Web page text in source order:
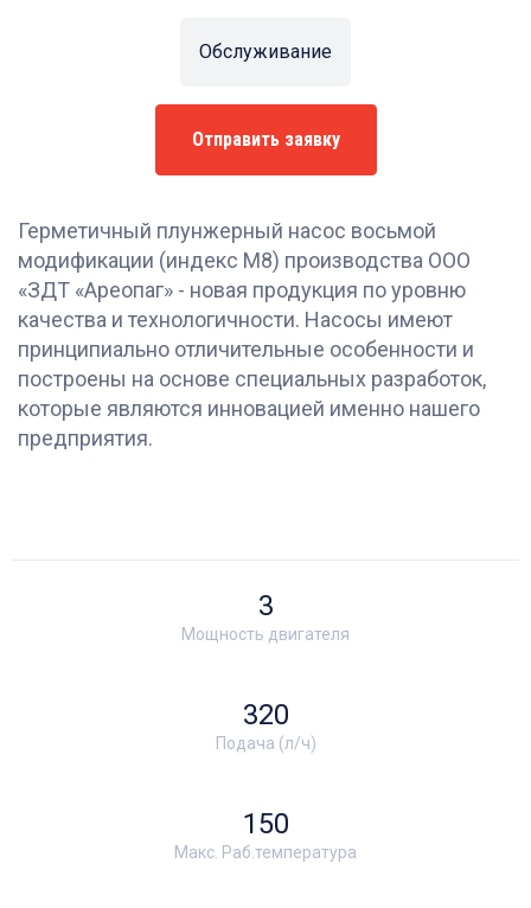
Обслуживание
Отправить заявку
Герметичный плунжерный насос восьмой
модификации (индекс М8) производства ООО
«ЗДТ «Ареопаг» - новая продукция по уровню
качества и технологичности. Насосы имеют
принципиально отличительные особенности и
построены на основе специальных разработок,
которые являются инновацией именно нашего
предприятия.
Мощность двигателя
3
Подача (л/ч)
320
Макс. Раб.температура
150